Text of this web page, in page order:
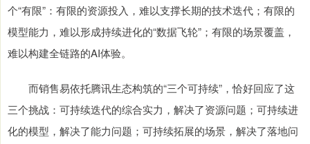
个“有限”：有限的资源投入，难以支撑长期的技术迭代；有限的
模型能力，难以形成持续进化的“数据飞轮”；有限的场景覆盖，
难以构建全链路的AI体验。
而销售易依托腾讯生态构筑的“三个可持续”，恰好回应了这
三个挑战：可持续迭代的综合实力，解决了资源问题；可持续进
化的模型，解决了能力问题；可持续拓展的场景，解决了落地问